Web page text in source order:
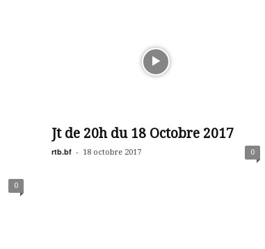
0
Jt de 20h du 18 Octobre 2017
rtb.bf - 18 octobre 2017 0